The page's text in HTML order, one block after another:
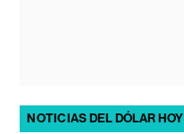
NOTICIAS DEL DÓLAR HOY